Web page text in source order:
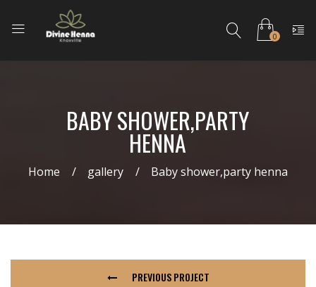
0
BABY SHOWER,PARTY
HENNA
Home gallery Baby shower,party henna
PREVIOUS PROJECT